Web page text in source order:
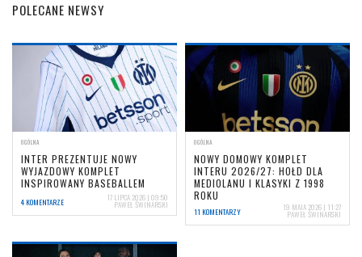
POLECANE NEWSY
OGÓLNA
INTER PREZENTUJE NOWY
WYJAZDOWY KOMPLET
INSPIROWANY BASEBALLEM
4 KOMENTARZE 17 LIPCA 2026 | 09:50
PAWEŁ ŚWINARSKI
OGÓLNA
NOWY DOMOWY KOMPLET
INTERU 2026/27: HOŁD DLA
MEDIOLANU I KLASYKI Z 1998
ROKU
11 KOMENTARZY 19 MAJA 2026 | 11:27
PAWEŁ ŚWINARSKI